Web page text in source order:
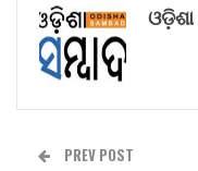
PREV POST